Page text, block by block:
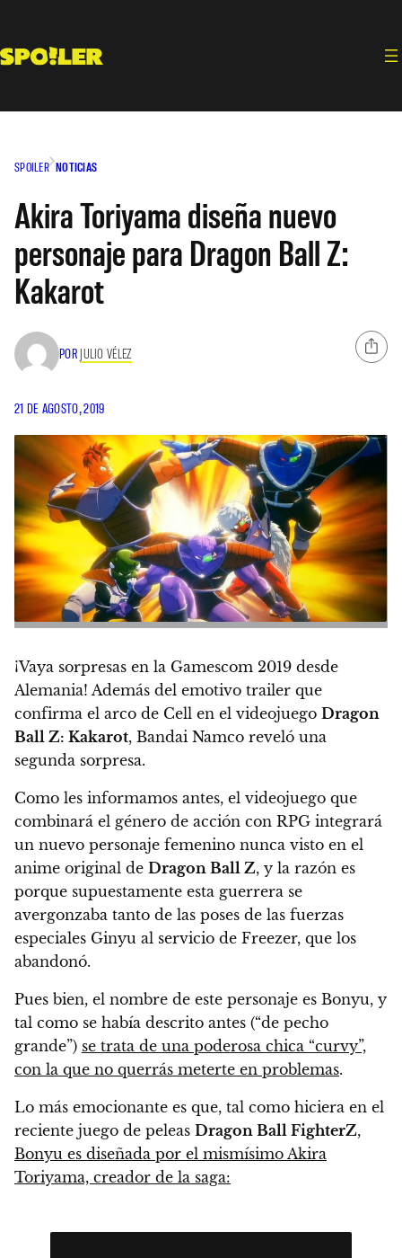
contenido
SPOILER NOTICIAS
Akira Toriyama diseña nuevo
personaje para Dragon Ball Z:
Kakarot
POR JULIO VÉLEZ
21 DE AGOSTO, 2019
¡Vaya sorpresas en la Gamescom 2019 desde
Alemania! Además del emotivo trailer que
confirma el arco de Cell en el videojuego Dragon
Ball Z: Kakarot, Bandai Namco reveló una
segunda sorpresa.
Como les informamos antes, el videojuego que
combinará el género de acción con RPG integrará
un nuevo personaje femenino nunca visto en el
anime original de Dragon Ball Z, y la razón es
porque supuestamente esta guerrera se
avergonzaba tanto de las poses de las fuerzas
especiales Ginyu al servicio de Freezer, que los
abandonó.
Pues bien, el nombre de este personaje es Bonyu, y
tal como se había descrito antes (“de pecho
grande”) se trata de una poderosa chica “curvy”,
con la que no querrás meterte en problemas.
Lo más emocionante es que, tal como hiciera en el
reciente juego de peleas Dragon Ball FighterZ,
Bonyu es diseñada por el mismísimo Akira
Toriyama, creador de la saga: